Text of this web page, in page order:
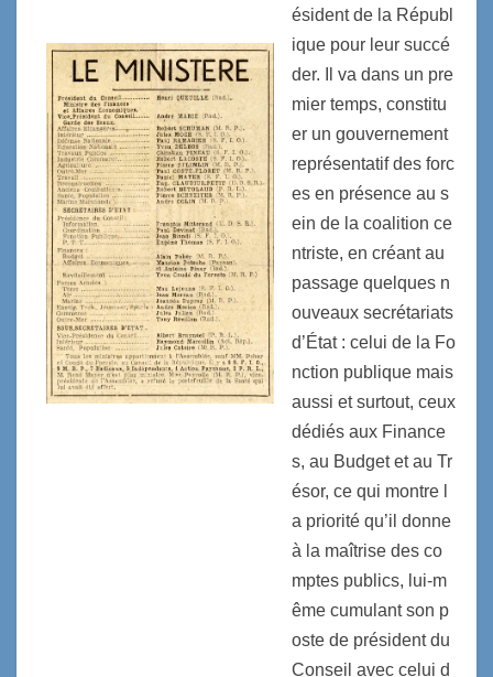
ésident de la Républ
ique pour leur succé
der. Il va dans un pre
mier temps, constitu
er un gouvernement
représentatif des forc
es en présence au s
ein de la coalition ce
ntriste, en créant au
passage quelques n
ouveaux secrétariats
d’État : celui de la Fo
nction publique mais
aussi et surtout, ceux
dédiés aux Finance
s, au Budget et au Tr
ésor, ce qui montre l
a priorité qu’il donne
à la maîtrise des co
mptes publics, lui-m
ême cumulant son p
oste de président du
Conseil avec celui d